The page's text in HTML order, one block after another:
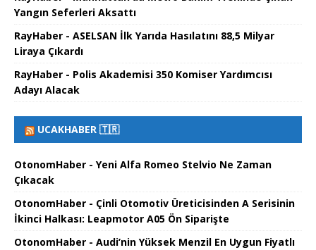
Yangın Seferleri Aksattı
RayHaber - ASELSAN İlk Yarıda Hasılatını 88,5 Milyar
Liraya Çıkardı
RayHaber - Polis Akademisi 350 Komiser Yardımcısı
Adayı Alacak
UCAKHABER 🇹🇷
OtonomHaber - Yeni Alfa Romeo Stelvio Ne Zaman
Çıkacak
OtonomHaber - Çinli Otomotiv Üreticisinden A Serisinin
İkinci Halkası: Leapmotor A05 Ön Siparişte
OtonomHaber - Audi’nin Yüksek Menzil En Uygun Fiyatlı